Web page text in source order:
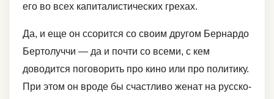
его во всех капиталистических грехах.
Да, и еще он ссорится со своим другом Бернардо
Бертолуччи — да и почти со всеми, с кем
доводится поговорить про кино или про политику.
При этом он вроде бы счастливо женат на русско-